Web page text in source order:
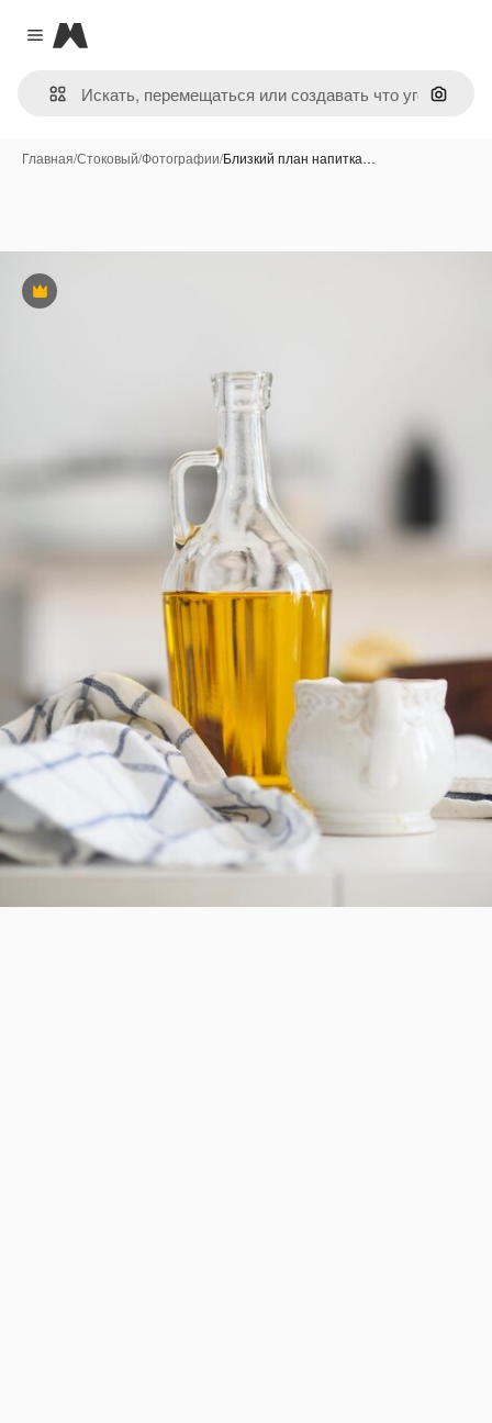
Close menu
Magnific
Поиск
Главная/Стоковый/Фотографии/Близкий план напитка…
Премиум